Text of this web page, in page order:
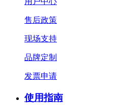
售后政策
现场支持
品牌定制
发票申请
使用指南